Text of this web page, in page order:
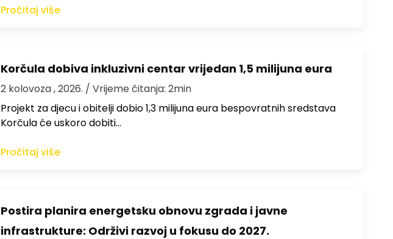
Pročitaj više
Korčula dobiva inkluzivni centar vrijedan 1,5 milijuna eura
2 kolovoza , 2026. / Vrijeme čitanja: 2min
Projekt za djecu i obitelji dobio 1,3 milijuna eura bespovratnih sredstava
Korčula će uskoro dobiti…
Pročitaj više
Postira planira energetsku obnovu zgrada i javne
infrastrukture: Održivi razvoj u fokusu do 2027.